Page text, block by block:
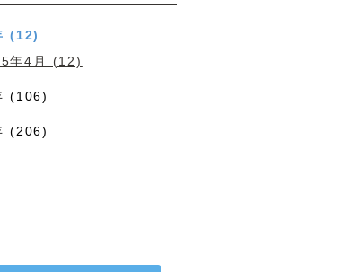
(12)
年4月 (12)
(106)
(206)